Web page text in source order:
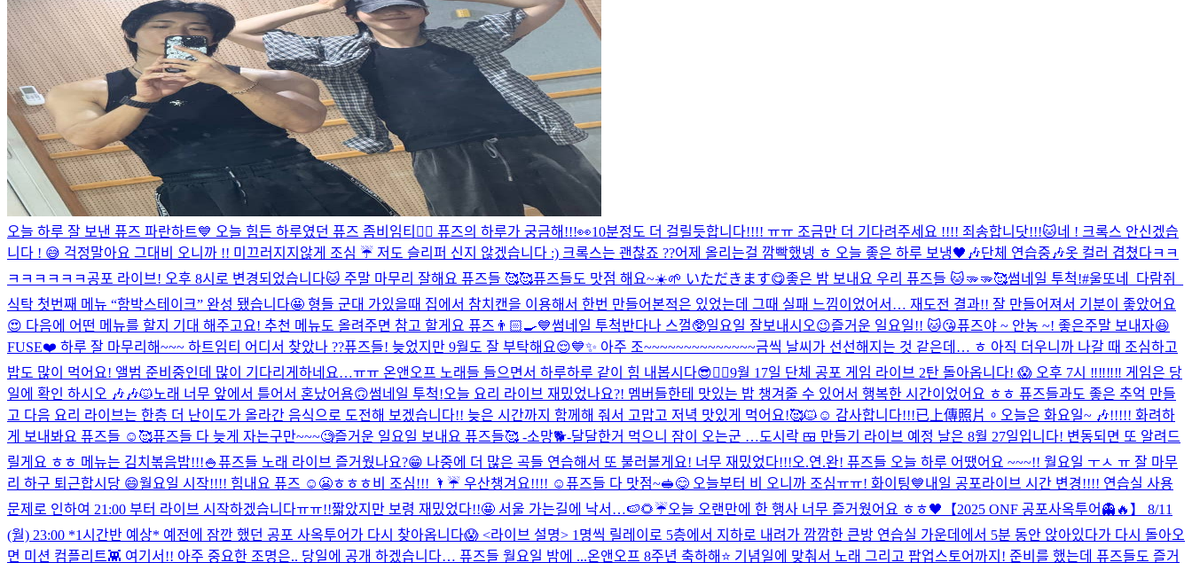
오늘 하루 잘 보낸 퓨즈 파란하트💙 오늘 힘든 하루였던 퓨즈 좀비임티🧟‍♂️ 퓨즈의 하루가 궁금해!!!👀10분정도 더 걸릴듯합니다!!!! ㅠㅠ 조금만 더 기다려주세요 !!!! 죄송합니닷!!!🐱네 ! 크록스 안신겠습
니다 ! 😅 걱정말아요 그대 비 오니까 !! 미끄러지지않게 조심 ☔️ 저도 슬리퍼 신지 않겠습니다 :) 크록스는 괜찮죠 ??어제 올리는걸 깜빡했넹 ㅎ 오늘 좋은 하루 보냉🖤🎶단체 연습중🎶옷 컬러 겹쳤다ㅋㅋ
ㅋㅋㅋㅋㅋㅋ공포 라이브! 오후 8시로 변경되었습니다🐱 주말 마무리 잘해요 퓨즈들 🥰🥰퓨즈들도 맛점 해요~☀️🌱 いただきます😋좋은 밤 보내요 우리 퓨즈들 🐱🫳🫳🥰썸네일 투척!#울또네_다람쥐_
식탁 첫번째 메뉴 “함박스테이크” 완성 됐습니다🤩 형들 군대 가있을때 집에서 참치캔을 이용해서 한번 만들어본적은 있었는데 그때 실패 느낌이었어서… 재도전 결과!! 잘 만들어져서 기분이 좋았어요
😍 다음에 어떤 메뉴를 할지 기대 해주고요! 추천 메뉴도 올려주면 참고 할게요 퓨즈👨🏻‍🍳💙썸네일 투척반다나 스껄🥸일요일 잘보내시오😉즐거운 일요일!! 🐱😘퓨즈야 ~ 안농 ~! 좋은주말 보내자😆
FUSE❤️ 하루 잘 마무리해~~~ 하트임티 어디서 찾았나 ??퓨즈들! 늦었지만 9월도 잘 부탁해요😌💙✨ 아주 조~~~~~~~~~~~~~~금씩 날씨가 선선해지는 것 같은데… ㅎ 아직 더우니까 나갈 때 조심하고
밥도 많이 먹어요! 앨범 준비중인데 많이 기다리게하네요…ㅠㅠ 온앤오프 노래들 들으면서 하루하루 같이 힘 내봅시다😎❤️‍🔥9월 17일 단체 공포 게임 라이브 2탄 돌아옵니다! 😱 오후 7시 ‼️‼️‼️‼️ 게임은 당
일에 확인 하시오 🎶🎶🐱노래 너무 앞에서 틀어서 혼났어욤🙃썸네일 투척!오늘 요리 라이브 재밌었나요?! 멤버들한테 맛있는 밥 챙겨줄 수 있어서 행복한 시간이었어요 ㅎㅎ 퓨즈들과도 좋은 추억 만들
고 다음 요리 라이브는 한층 더 난이도가 올라간 음식으로 도전해 보겠습니다!! 늦은 시간까지 함께해 줘서 고맙고 저녁 맛있게 먹어요!🥰🐱☺️ 감사합니다!!!已上傳照片。 오늘은 화요일~ 🎶!!!!! 화려하
게 보내봐요 퓨즈들 ☺️🥰퓨즈들 다 늦게 자는구만~~~🧐즐거운 일요일 보내요 퓨즈들🥰 -소망🐕-달달한거 먹으니 잠이 오는군 …도시락 🍱 만들기 라이브 예정 날은 8월 27일입니다! 변동되면 또 알려드
릴게요 ㅎㅎ 메뉴는 김치볶음밥!!!🍚퓨즈들 노래 라이브 즐거웠나요?😁 나중에 더 많은 곡들 연습해서 또 불러볼게요! 너무 재밌었다!!!오.연.완! 퓨즈들 오늘 하루 어땠어요 ~~~!! 월요일 ㅜㅅ ㅠ 잘 마무
리 하구 퇴근합시당 😄월요일 시작!!!! 힘내요 퓨즈 ☺️😬ㅎㅎㅎ비 조심!!! 🌂☔️ 우산챙겨요!!!! ☺️퓨즈들 다 맛점~🥪😋 오늘부터 비 오니까 조심ㅠㅠ! 화이팅💙내일 공포라이브 시간 변경!!!! 연습실 사용
문제로 인하여 21:00 부터 라이브 시작하겠습니다ㅠㅠ!!짧았지만 보령 재밌었다!!🤩 서울 가는길에 낙서…🍉🌻☔️오늘 오랜만에 한 행사 너무 즐거웠어요 ㅎㅎ🖤
【2025 ONF 공포사옥투어👻🔥】 8/11
(월) 23:00 *1시간반 예상* 예전에 잠깐 했던 공포 사옥투어가 다시 찾아옵니다😱 <라이브 설명> 1명씩 릴레이로 5층에서 지하로 내려가 깜깜한 큰방 연습실 가운데에서 5분 동안 앉아있다가 다시 돌아오
면 미션 컴플리트👾 여기서!! 아주 중요한 조명은.. 당일에 공개 하겠습니다… 퓨즈들 월요일 밤에 ...온앤오프 8주년 축하해⭐️ 기념일에 맞춰서 노래 그리고 팝업스토어까지! 준비를 했는데 퓨즈들도 즐거